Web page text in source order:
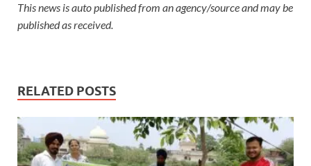
This news is auto published from an agency/source and may be
published as received.
RELATED POSTS